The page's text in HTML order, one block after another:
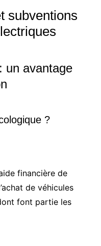
subventions
un avantage
?
financière de
de véhicules
font partie les